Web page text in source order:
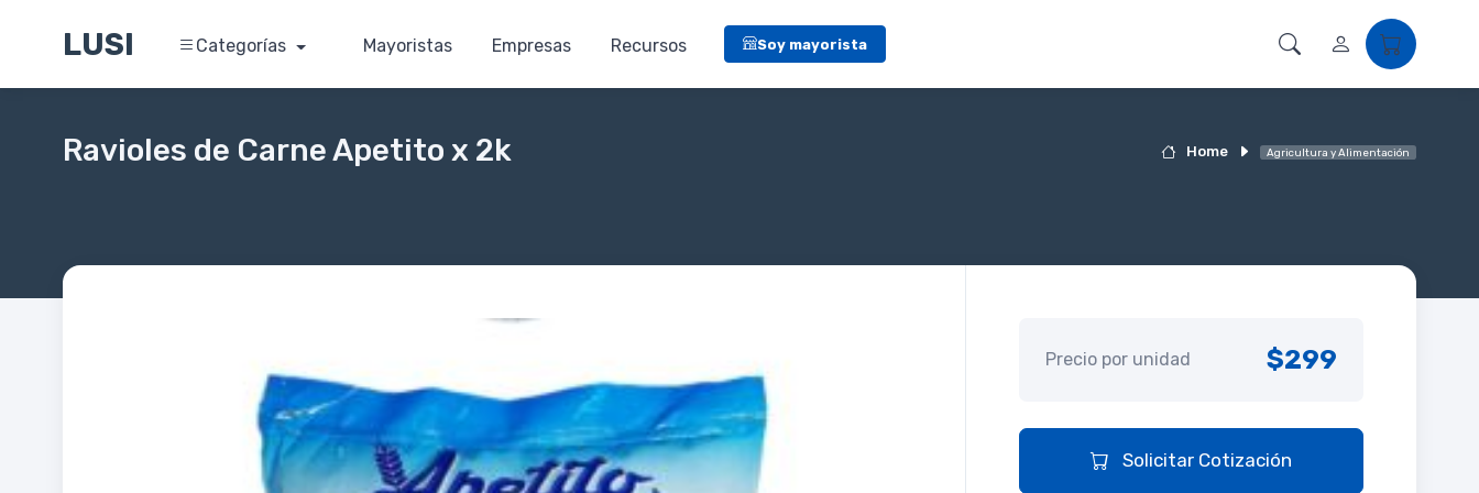
LUSI Categorías Mayoristas Empresas Recursos Soy mayorista
Home Agricultura y Alimentación
Ravioles de Carne Apetito x 2k
Precio por unidad $299
Solicitar Cotización